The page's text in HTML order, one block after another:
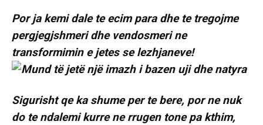
Por ja kemi dale te ecim para dhe te tregojme
pergjegjshmeri dhe vendosmeri ne
transformimin e jetes se lezhjaneve!
Sigurisht qe ka shume per te bere, por ne nuk
do te ndalemi kurre ne rrugen tone pa kthim,